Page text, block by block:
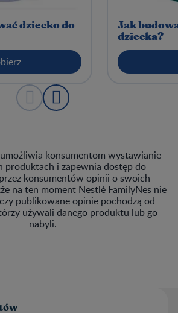
dziecko do
Jak
dziecka?
konsumentom wystawianie
produktach i zapewnia dostęp do
konsumentów opinii o swoich
na ten moment Nestlé FamilyNes nie
publikowane opinie pochodzą od
używali danego produktu lub go
nabyli.